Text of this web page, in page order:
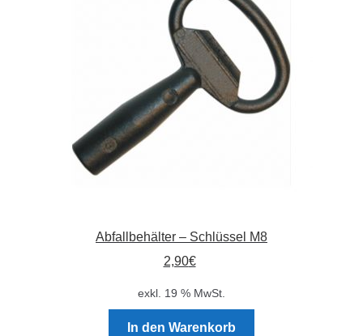
Abfallbehälter – Schlüssel M8
2,90€
exkl. 19 % MwSt.
In den Warenkorb